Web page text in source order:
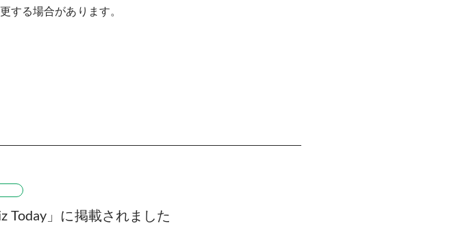
する場合があります。
Today」に掲載されました